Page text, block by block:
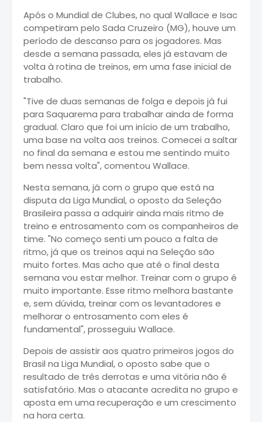
Após o Mundial de Clubes, no qual Wallace e Isac
competiram pelo Sada Cruzeiro (MG), houve um
período de descanso para os jogadores. Mas
desde a semana passada, eles já estavam de
volta à rotina de treinos, em uma fase inicial de
trabalho.
"Tive de duas semanas de folga e depois já fui
para Saquarema para trabalhar ainda de forma
gradual. Claro que foi um início de um trabalho,
uma base na volta aos treinos. Comecei a saltar
no final da semana e estou me sentindo muito
bem nessa volta", comentou Wallace.
Nesta semana, já com o grupo que está na
disputa da Liga Mundial, o oposto da Seleção
Brasileira passa a adquirir ainda mais ritmo de
treino e entrosamento com os companheiros de
time. "No começo senti um pouco a falta de
ritmo, já que os treinos aqui na Seleção são
muito fortes. Mas acho que até o final desta
semana vou estar melhor. Treinar com o grupo é
muito importante. Esse ritmo melhora bastante
e, sem dúvida, treinar com os levantadores e
melhorar o entrosamento com eles é
fundamental", prosseguiu Wallace.
Depois de assistir aos quatro primeiros jogos do
Brasil na Liga Mundial, o oposto sabe que o
resultado de três derrotas e uma vitória não é
satisfatório. Mas o atacante acredita no grupo e
aposta em uma recuperação e um crescimento
na hora certa.